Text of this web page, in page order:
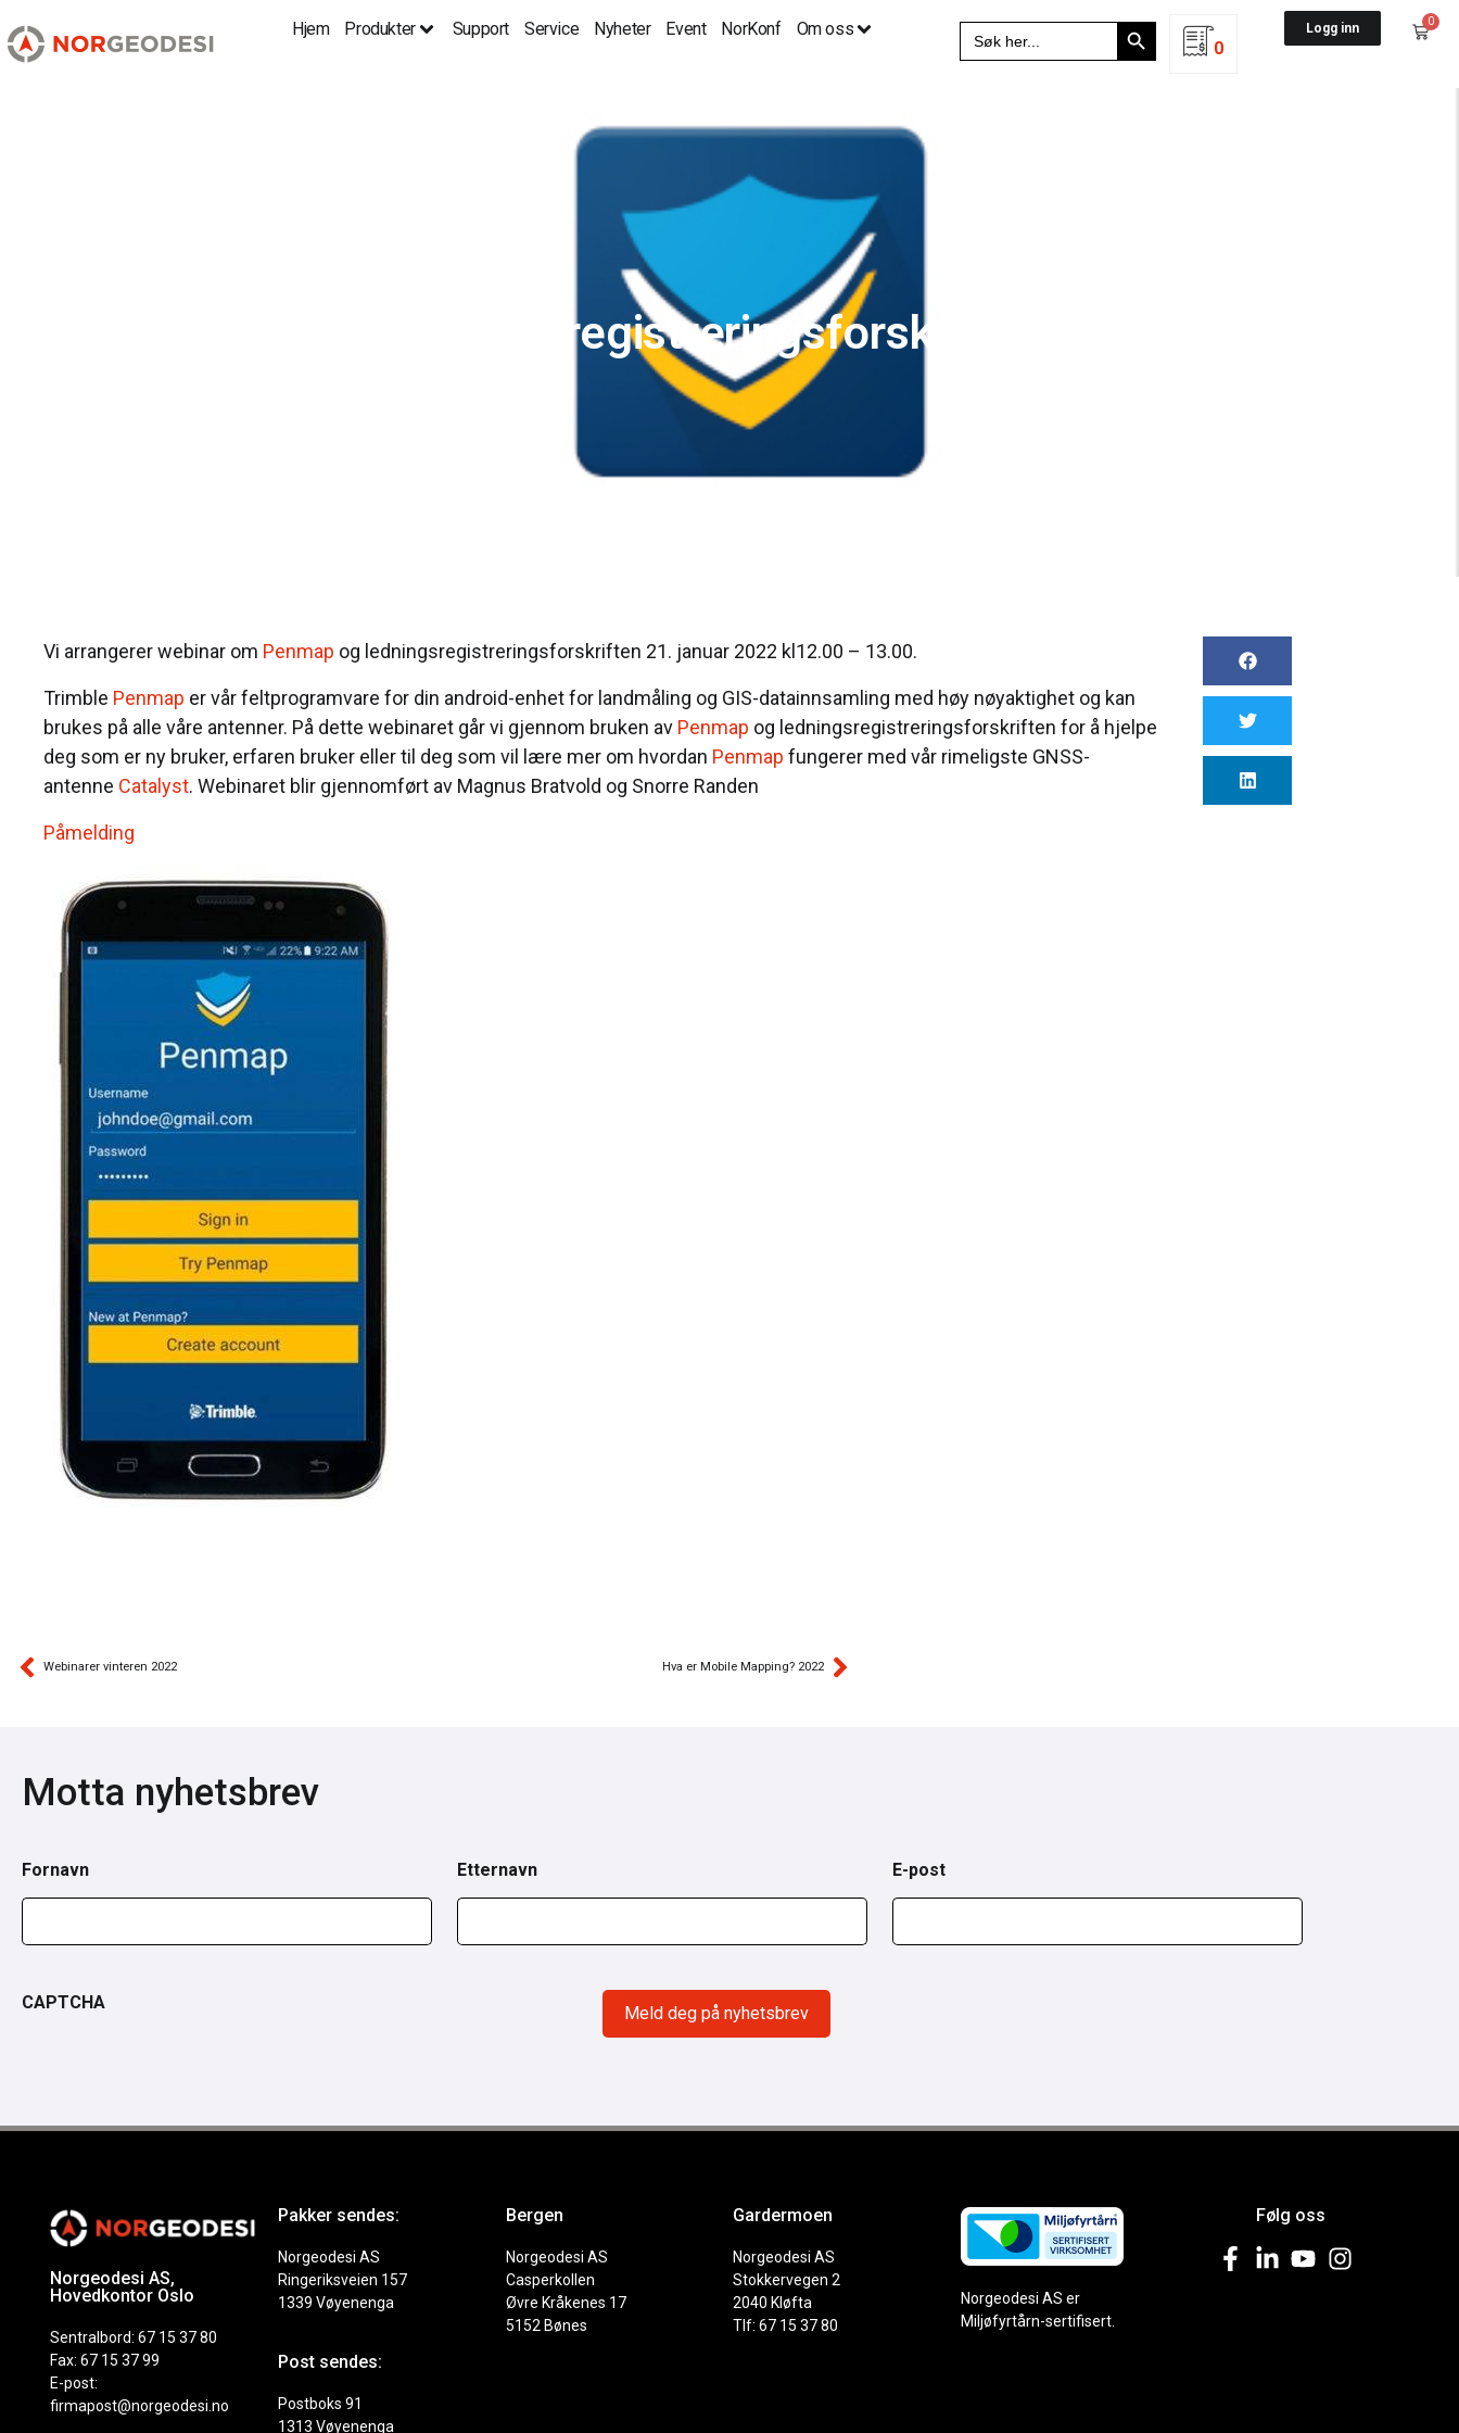
Hjem Produkter Support Service Nyheter Event NorKonf Om oss
Search
for:
Search Button
0
Logg inn 0
Penmap og ledningsregistreringsforskriften 2022
Vi arrangerer webinar om Penmap og ledningsregistreringsforskriften 21. januar 2022 kl12.00 – 13.00.
Trimble Penmap er vår feltprogramvare for din android-enhet for landmåling og GIS-datainnsamling med høy nøyaktighet og kan
brukes på alle våre antenner. På dette webinaret går vi gjennom bruken av Penmap og ledningsregistreringsforskriften for å hjelpe
deg som er ny bruker, erfaren bruker eller til deg som vil lære mer om hvordan Penmap fungerer med vår rimeligste GNSS-
antenne Catalyst. Webinaret blir gjennomført av Magnus Bratvold og Snorre Randen
Påmelding
Webinarer vinteren 2022 Hva er Mobile Mapping? 2022
Motta nyhetsbrev
Fornavn Etternavn E-post
CAPTCHA
Norgeodesi AS,
Hovedkontor Oslo
Sentralbord: 67 15 37 80
Fax: 67 15 37 99
E-post:
firmapost@norgeodesi.no
Pakker sendes:
Norgeodesi AS
Ringeriksveien 157
1339 Vøyenenga
Post sendes:
Postboks 91
1313 Vøyenenga
Bergen
Norgeodesi AS
Casperkollen
Øvre Kråkenes 17
5152 Bønes
Gardermoen
Norgeodesi AS
Stokkervegen 2
2040 Kløfta
Tlf: 67 15 37 80
Norgeodesi AS er
Miljøfyrtårn-sertifisert.
Følg oss